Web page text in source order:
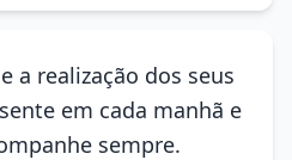
a realização dos seus
em cada manhã e
sempre.